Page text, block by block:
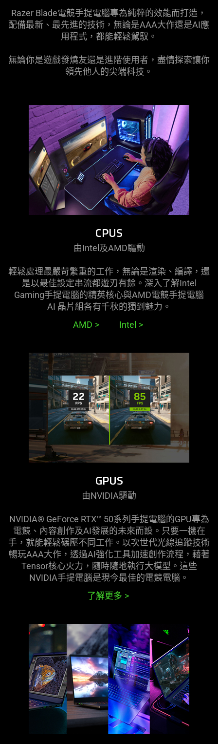
Razer Blade電競手提電腦專為純粹的效能而打造，
配備最新、最先進的技術，無論是AAA大作還是AI應
用程式，都能輕鬆駕馭 。
無論你是遊戲發燒友還是進階使用者，盡情探索讓你
領先他人的尖端科技 。
CPUS
由Intel及AMD驅動
輕鬆處理最嚴苛繁重的工作，無論是渲染、編譯，還
是以最佳設定串流都遊刃有餘。深入了解Intel
Gaming手提電腦的精英核心與AMD電競手提電腦
AI 晶片組各有千秋的獨到 魅力 。
AMD
Intel
GPUS
由NVIDIA驅動
NVIDIA® GeForce RTX™ 50系列手提電腦的GPU專為
電競、內容創作及AI發展的未來而設。只要一機在
手，就能輕鬆碾壓不同工作。以次世代光線追蹤技術
暢玩AAA大作，透過AI強化工具加速創作流程，藉著
Tensor核心火力，隨時隨地執行大模型。這些
NVIDIA手提電腦是現今最佳的電競電腦 。
了解更多